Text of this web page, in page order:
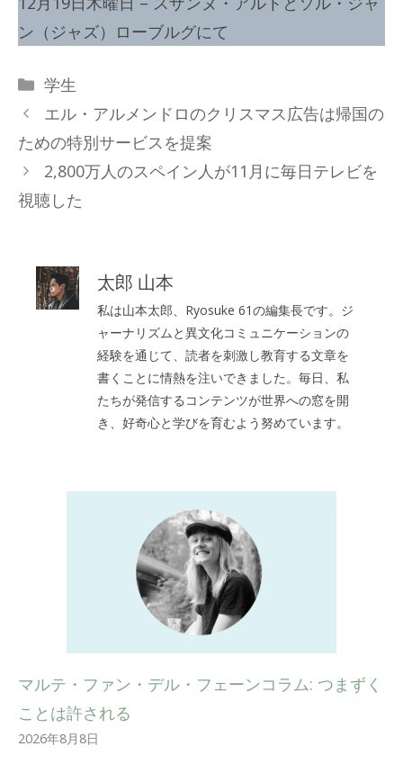
ン（ジャズ）ローブルグにて
カ
テ
リ
ー
学生
エル・アルメンドロのクリスマス広告は帰国の
ための特別サービスを提案
2,800万人のスペイン人が11月に毎日テレビを
視聴した
太郎 山本
私は山本太郎、Ryosuke 61の編集長です。ジ
ャーナリズムと異文化コミュニケーションの
経験を通じて、読者を刺激し教育する文章を
書くことに情熱を注いできました。毎日、私
たちが発信するコンテンツが世界への窓を開
き、好奇心と学びを育むよう努めています。
マルテ・ファン・デル・フェーンコラム: つまずく
ことは許される
2026年8月8日